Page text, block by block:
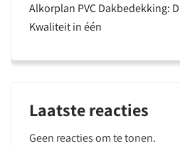
Alkorplan PVC Dakbedekking:
Kwaliteit in één
Laatste reacties
Geen reacties om te tonen.